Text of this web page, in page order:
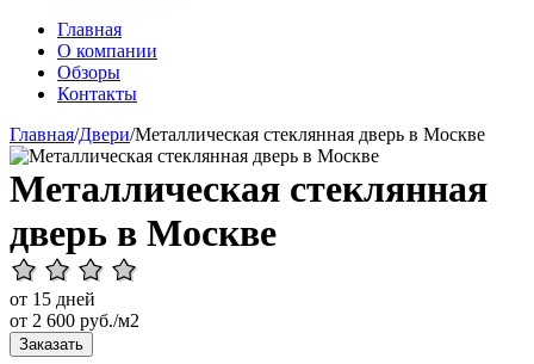
Главная
О компании
Обзоры
Контакты
Главная/Двери/Металлическая стеклянная дверь в Москве
Металлическая стеклянная
дверь в Москве
от 15 дней
от 2 600 руб./м2
Заказать